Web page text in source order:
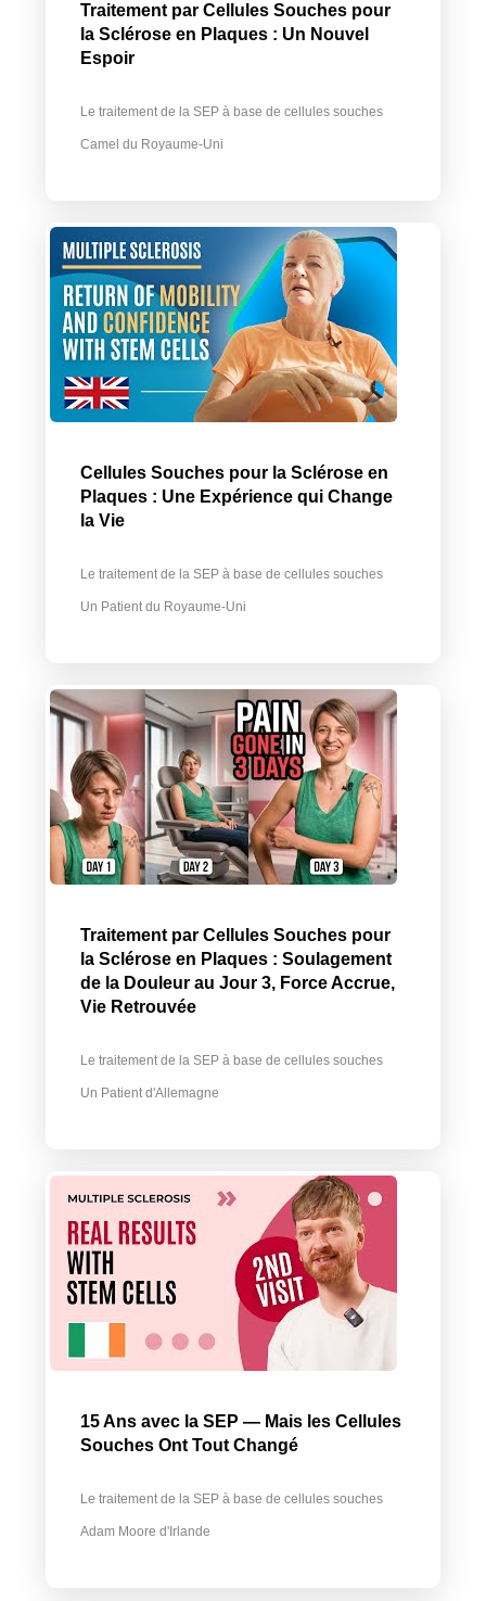
Traitement par Cellules Souches pour
la Sclérose en Plaques : Un Nouvel
Espoir
Le traitement de la SEP à base de cellules souches
Camel du Royaume-Uni
Cellules Souches pour la Sclérose en
Plaques : Une Expérience qui Change
la Vie
Le traitement de la SEP à base de cellules souches
Un Patient du Royaume-Uni
Traitement par Cellules Souches pour
la Sclérose en Plaques : Soulagement
de la Douleur au Jour 3, Force Accrue,
Vie Retrouvée
Le traitement de la SEP à base de cellules souches
Un Patient d'Allemagne
15 Ans avec la SEP — Mais les Cellules
Souches Ont Tout Changé
Le traitement de la SEP à base de cellules souches
Adam Moore d'Irlande